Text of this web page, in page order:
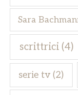
Sara
scrittrici(4)
serie tv (2)